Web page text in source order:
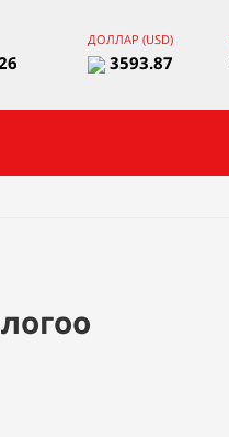
ДОЛЛАР (USD)
3593.87